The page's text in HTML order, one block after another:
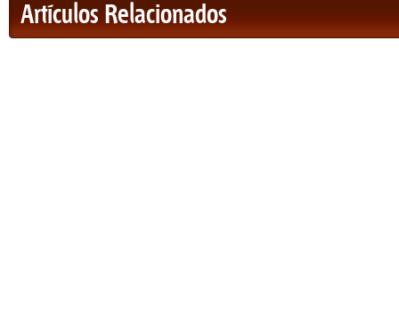
Artículos Relacionados